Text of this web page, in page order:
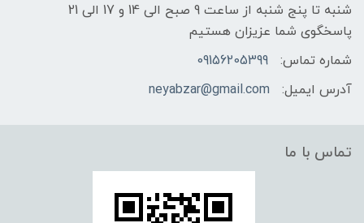
شنبه تا پنج شنبه از ساعت 9 صبح الی 14 و 17 الی 21
پاسخگوی شما عزیزان هستیم
شماره تماس:
09156205399
آدرس ایمیل:
neyabzar@gmail.com
تماس با ما